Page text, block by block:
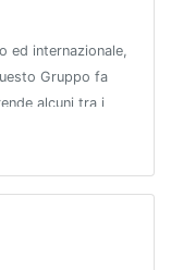
ed internazionale,
Gruppo fa
alcuni tra i